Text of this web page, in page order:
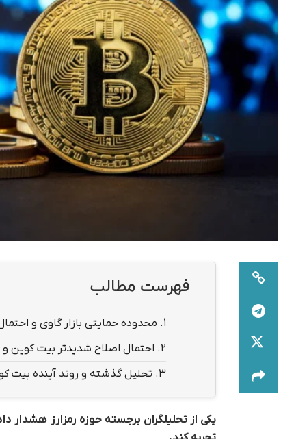
فهرست مطالب
1. محدوده حمایتی بازار گاوی و
2. احتمال اصلاح شدیدتر بیت کوین
3. تحلیل گذشته و روند آینده بیت
یکی از تحلیلگران برجسته حوزه رمزارز هشدار